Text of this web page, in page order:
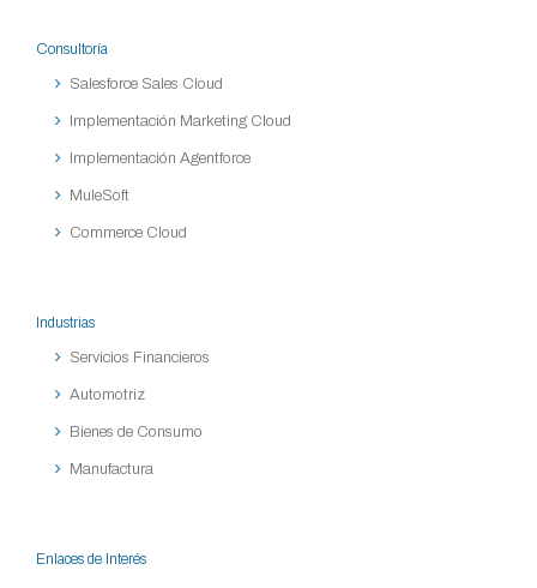
Consultoría
Salesforce Sales Cloud
Implementación Marketing Cloud
Implementación Agentforce
MuleSoft
Commerce Cloud
Industrias
Servicios Financieros
Automotriz
Bienes de Consumo
Manufactura
Enlaces de Interés